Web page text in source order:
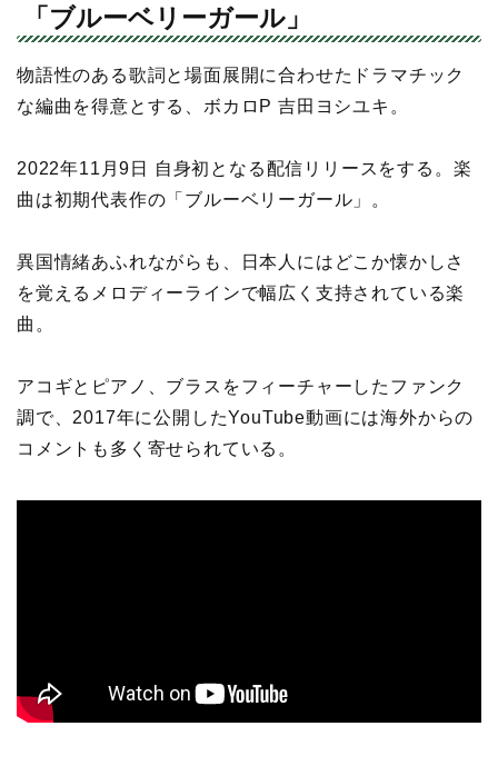
「ブルーベリーガール」
物語性のある歌詞と場面展開に合わせたドラマチック
な編曲を得意とする、ボカロP 吉田ヨシユキ。
2022年11月9日 自身初となる配信リリースをする。楽
曲は初期代表作の「ブルーベリーガール」。
異国情緒あふれながらも、日本人にはどこか懐かしさ
を覚えるメロディーラインで幅広く支持されている楽
曲。
アコギとピアノ、ブラスをフィーチャーしたファンク
調で、2017年に公開したYouTube動画には海外からの
コメントも多く寄せられている。